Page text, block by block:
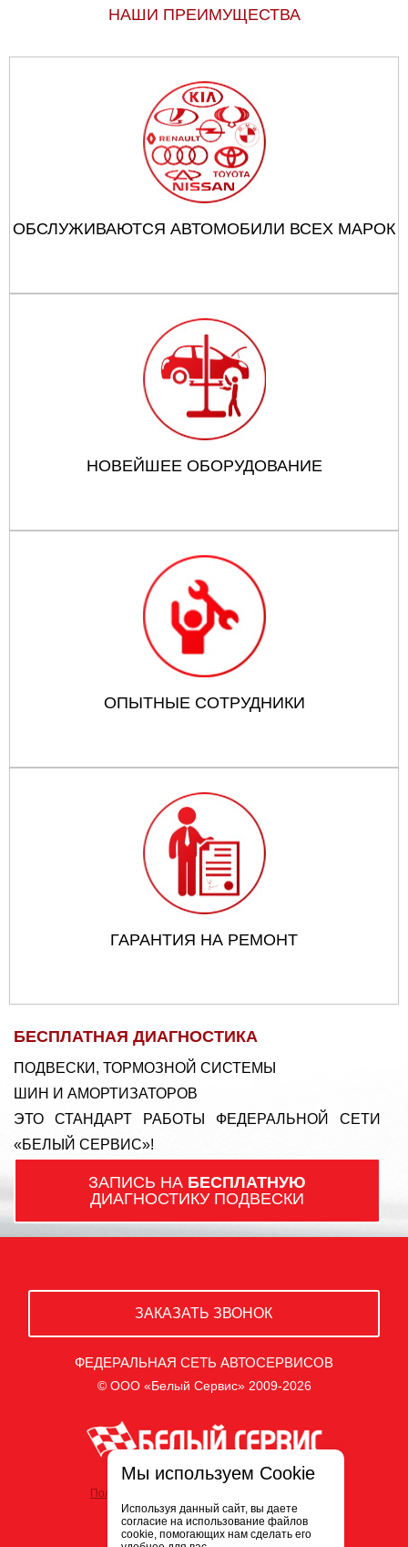
НАШИ ПРЕИМУЩЕСТВА
ОБСЛУЖИВАЮТСЯ АВТОМОБИЛИ ВСЕХ МАРОК
НОВЕЙШЕЕ ОБОРУДОВАНИЕ
ОПЫТНЫЕ СОТРУДНИКИ
ГАРАНТИЯ НА РЕМОНТ
БЕСПЛАТНАЯ ДИАГНОСТИКА
ПОДВЕСКИ, ТОРМОЗНОЙ СИСТЕМЫ
ШИН И АМОРТИЗАТОРОВ
ЭТО СТАНДАРТ РАБОТЫ ФЕДЕРАЛЬНОЙ СЕТИ
«БЕЛЫЙ СЕРВИС»!
ЗАПИСЬ НА БЕСПЛАТНУЮ
ДИАГНОСТИКУ ПОДВЕСКИ
ЗАКАЗАТЬ ЗВОНОК
ФЕДЕРАЛЬНАЯ СЕТЬ АВТОСЕРВИСОВ
© ООО «Белый Сервис» 2009-2026
Политика обработки персональных данных
Мы используем Cookie
Используя данный сайт, вы даете
согласие на использование файлов
cookie, помогающих нам сделать его